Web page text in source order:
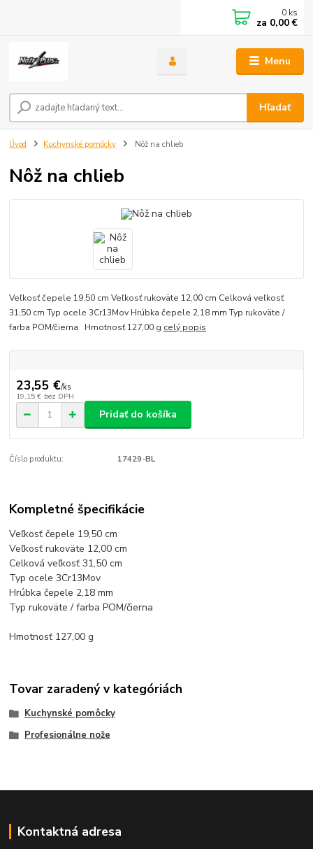
Menu
Hľadať
0 ks
za 0,00 €
Úvod Kuchynské pomôcky Nôž na chlieb
Nôž na chlieb
Veľkosť čepele 19,50 cm Veľkosť rukoväte 12,00 cm Celková veľkosť
31,50 cm Typ ocele 3Cr13Mov Hrúbka čepele 2,18 mm Typ rukoväte /
farba POM/čierna Hmotnosť 127,00 g celý popis
23,55 €/ks
19,15 € bez DPH
Pridať do košíka
Číslo produktu: 17429-BL
Kompletné špecifikácie
Veľkosť čepele 19,50 cm
Veľkosť rukoväte 12,00 cm
Celková veľkosť 31,50 cm
Typ ocele 3Cr13Mov
Hrúbka čepele 2,18 mm
Typ rukoväte / farba POM/čierna
Hmotnosť 127,00 g
Tovar zaradený v kategóriách
Kuchynské pomôcky
Profesionálne nože
Kontaktná adresa